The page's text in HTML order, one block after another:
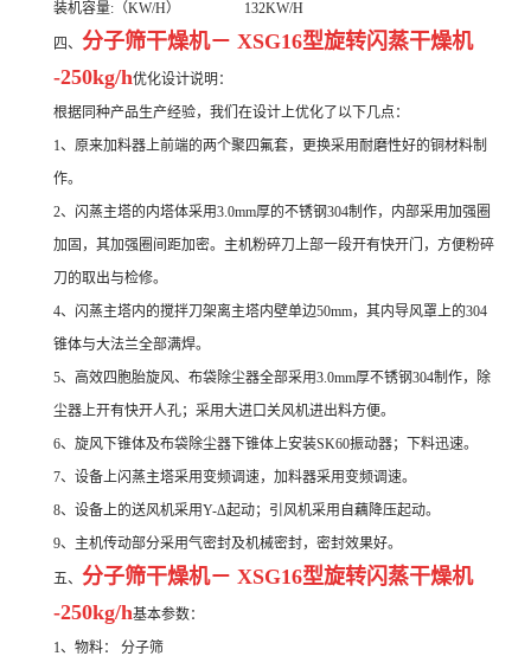
装机容量:（KW/H） 132KW/H
四、 分子筛干燥机－ XSG16型旋转闪蒸干燥机
-250kg/h优化设计说明：
根据同种产品生产经验，我们在设计上优化了以下几点：
1、原来加料器上前端的两个聚四氟套，更换采用耐磨性好的铜材料制
作。
2、闪蒸主塔的内塔体采用3.0mm厚的不锈钢304制作，内部采用加强圈
加固，其加强圈间距加密。主机粉碎刀上部一段开有快开门，方便粉碎
刀的取出与检修。
4、闪蒸主塔内的搅拌刀架离主塔内壁单边50mm，其内导风罩上的304
锥体与大法兰全部满焊。
5、高效四胞胎旋风、布袋除尘器全部采用3.0mm厚不锈钢304制作，除
尘器上开有快开人孔；采用大进口关风机进出料方便。
6、旋风下锥体及布袋除尘器下锥体上安装SK60振动器；下料迅速。
7、设备上闪蒸主塔采用变频调速，加料器采用变频调速。
8、设备上的送风机采用Y-Δ起动；引风机采用自藕降压起动。
9、主机传动部分采用气密封及机械密封，密封效果好。
五、 分子筛干燥机－ XSG16型旋转闪蒸干燥机
-250kg/h基本参数：
1、物料： 分子筛